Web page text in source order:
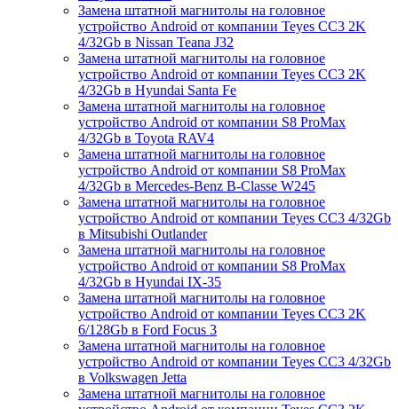
Замена штатной магнитолы на головное
устройство Android от компании Teyes CC3 2K
4/32Gb в Nissan Teana J32
Замена штатной магнитолы на головное
устройство Android от компании Teyes CC3 2K
4/32Gb в Hyundai Santa Fe
Замена штатной магнитолы на головное
устройство Android от компании S8 ProMax
4/32Gb в Toyota RAV4
Замена штатной магнитолы на головное
устройство Android от компании S8 ProMax
4/32Gb в Mercedes-Benz B-Classe W245
Замена штатной магнитолы на головное
устройство Android от компании Teyes CC3 4/32Gb
в Mitsubishi Outlander
Замена штатной магнитолы на головное
устройство Android от компании S8 ProMax
4/32Gb в Hyundai IX-35
Замена штатной магнитолы на головное
устройство Android от компании Teyes CC3 2K
6/128Gb в Ford Focus 3
Замена штатной магнитолы на головное
устройство Android от компании Teyes CC3 4/32Gb
в Volkswagen Jetta
Замена штатной магнитолы на головное